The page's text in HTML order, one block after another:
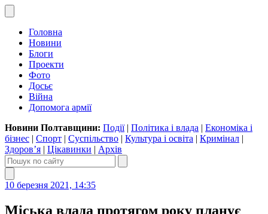
Головна
Новини
Блоги
Проекти
Фото
Досьє
Війна
Допомога армії
Новини Полтавщини: Події| Політика і влада | Економіка і
бізнес | Спорт | Суспільство | Культура і освіта | Кримінал |
Здоров’я | Цікавинки | Архів
10 березня 2021, 14:35
Міська влада протягом року планує